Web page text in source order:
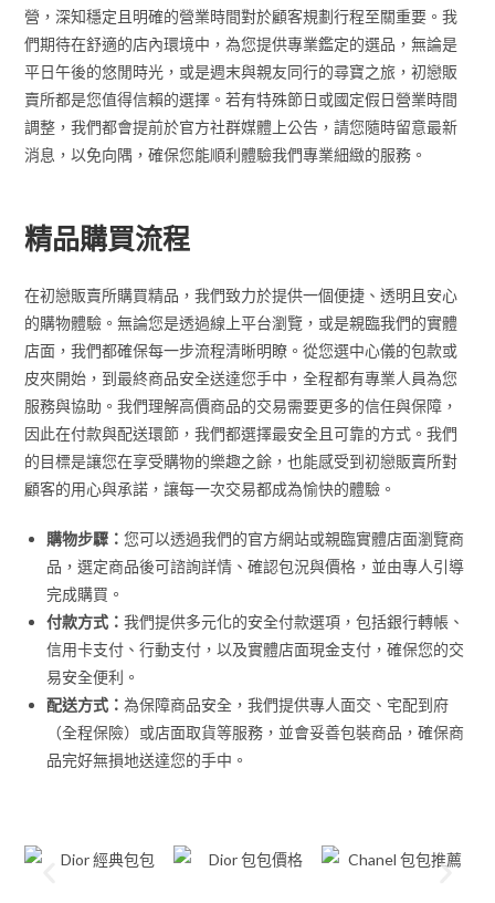
營，深知穩定且明確的營業時間對於顧客規劃行程至關重要。我
們期待在舒適的店內環境中，為您提供專業鑑定的選品，無論是
平日午後的悠閒時光，或是週末與親友同行的尋寶之旅，初戀販
賣所都是您值得信賴的選擇。若有特殊節日或國定假日營業時間
調整，我們都會提前於官方社群媒體上公告，請您隨時留意最新
消息，以免向隅，確保您能順利體驗我們專業細緻的服務。
精品購買流程
在初戀販賣所購買精品，我們致力於提供一個便捷、透明且安心
的購物體驗。無論您是透過線上平台瀏覽，或是親臨我們的實體
店面，我們都確保每一步流程清晰明瞭。從您選中心儀的包款或
皮夾開始，到最終商品安全送達您手中，全程都有專業人員為您
服務與協助。我們理解高價商品的交易需要更多的信任與保障，
因此在付款與配送環節，我們都選擇最安全且可靠的方式。我們
的目標是讓您在享受購物的樂趣之餘，也能感受到初戀販賣所對
顧客的用心與承諾，讓每一次交易都成為愉快的體驗。
購物步驟：您可以透過我們的官方網站或親臨實體店面瀏覽商
品，選定商品後可諮詢詳情、確認包況與價格，並由專人引導
完成購買。
付款方式：我們提供多元化的安全付款選項，包括銀行轉帳、
信用卡支付、行動支付，以及實體店面現金支付，確保您的交
易安全便利。
配送方式：為保障商品安全，我們提供專人面交、宅配到府
（全程保險）或店面取貨等服務，並會妥善包裝商品，確保商
品完好無損地送達您的手中。